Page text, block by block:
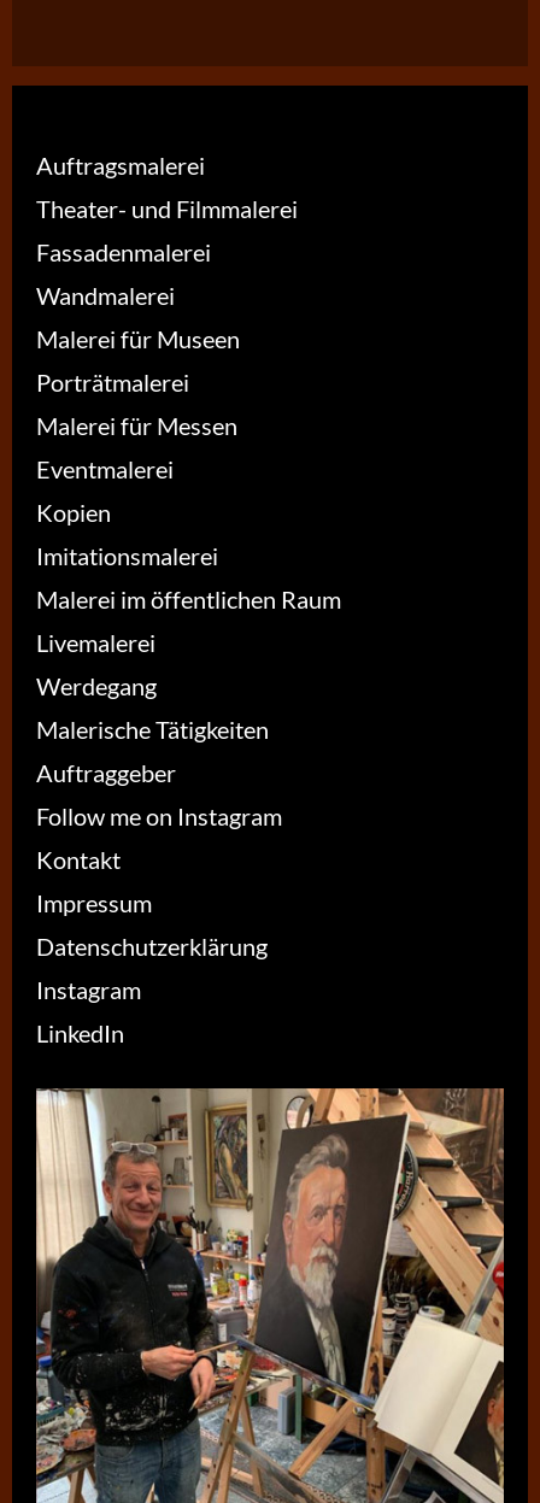
Auftragsmalerei
Theater- und Filmmalerei
Fassadenmalerei
Wandmalerei
Malerei für Museen
Porträtmalerei
Malerei für Messen
Eventmalerei
Kopien
Imitationsmalerei
Malerei im öffentlichen Raum
Livemalerei
Werdegang
Malerische Tätigkeiten
Auftraggeber
Follow me on Instagram
Kontakt
Impressum
Datenschutzerklärung
Instagram
LinkedIn